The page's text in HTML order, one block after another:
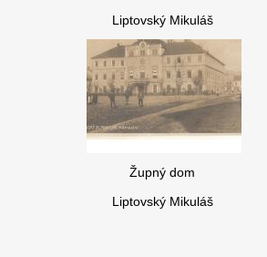
Liptovský Mikuláš
Župný dom
Liptovský Mikuláš